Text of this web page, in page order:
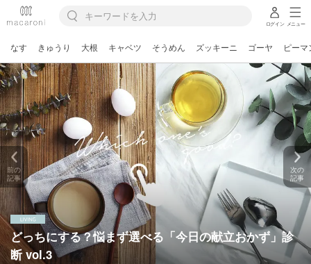
ログイン メニュー
なす きゅうり 大根 キャベツ そうめん ズッキーニ ゴーヤ ピーマ
どっちにする？悩まず選べる「今日の献立おかず」診
断 vol.3
前の
記事
次の
記事